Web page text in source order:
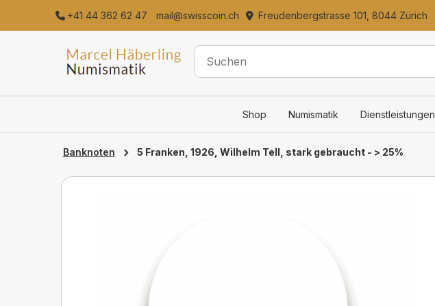
+41 44 362 62 47 mail@swisscoin.ch Freudenbergstrasse 101, 8044 Zürich
Shop Numismatik Dienstleistungen
Banknoten › 5 Franken, 1926, Wilhelm Tell, stark gebraucht - > 25%